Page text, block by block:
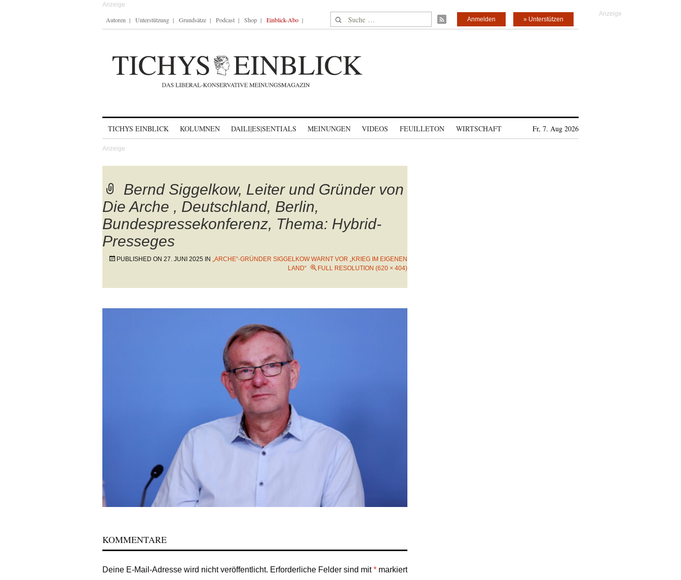
Autoren Unterstützung Grundsätze Podcast Shop Einblick-Abo Suche nach: » Unterstützen
Anmelden
TICHYS EINBLICK KOLUMNEN DAILI|ES|SENTIALS MEINUNGEN VIDEOS FEUILLETON WIRTSCHAFT Fr, 7. Aug 2026
Bernd Siggelkow, Leiter und Gründer von
Die Arche , Deutschland, Berlin,
Bundespressekonferenz, Thema: Hybrid-
Presseges
PUBLISHED ON 27. JUNI 2025 IN „ARCHE“-GRÜNDER SIGGELKOW WARNT VOR „KRIEG IM EIGENEN
LAND“
FULL RESOLUTION (620 × 404)
KOMMENTARE
Deine E-Mail-Adresse wird nicht veröffentlicht. Erforderliche Felder sind mit* markiert